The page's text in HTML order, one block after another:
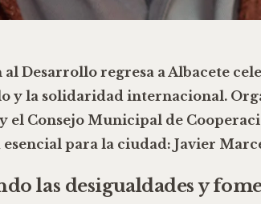
al Desarrollo regresa a Albacete
y la solidaridad internacional.
y el Consejo Municipal de
para la ciudad: Javier
las desigualdades y